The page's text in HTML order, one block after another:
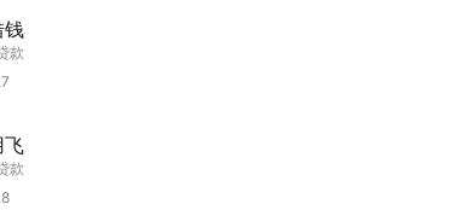
钱
款
飞
款